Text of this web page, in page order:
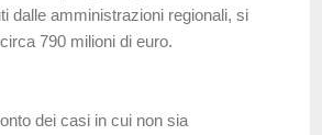
dalle amministrazioni regionali, si
790 milioni di euro.
dei casi in cui non sia